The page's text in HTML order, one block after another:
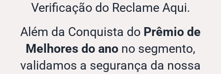
Verificação do Reclame Aqui.
Além da Conquista do Prêmio de
Melhores do ano no segmento,
validamos a segurança da nossa